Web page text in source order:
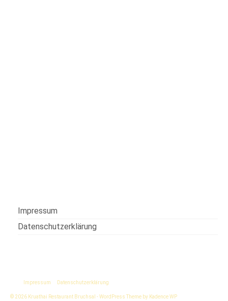
Impressum
Datenschutzerklärung
Impressum Datenschutzerklärung
© 2026 Kruathai Restaurant Bruchsal - WordPress Theme by Kadence WP